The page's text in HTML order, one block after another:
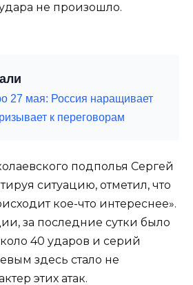
не произошло.
27 мая: Россия наращивает
к переговорам
подполья Сергей
ситуацию, отметил, что
кое-что интереснее».
за последние сутки было
40 ударов и серий
здесь стало не
этих атак.